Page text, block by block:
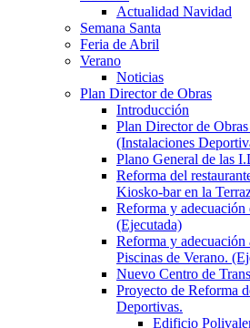
Actualidad Navidad
Semana Santa
Feria de Abril
Verano
Noticias
Plan Director de Obras
Introducción
Plan Director de
(Instalaciones
Plano General de las
Reforma del
Kiosko-bar en la
Reforma y adecuación
(Ejecutada)
Reforma y adecuación
Piscinas de Verano.
Nuevo Centro de
Proyecto de Reforma
Deportivas.
Edificio